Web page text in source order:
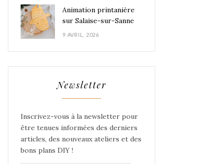
Animation printanière
sur Salaise-sur-Sanne
9 AVRIL, 2026
Newsletter